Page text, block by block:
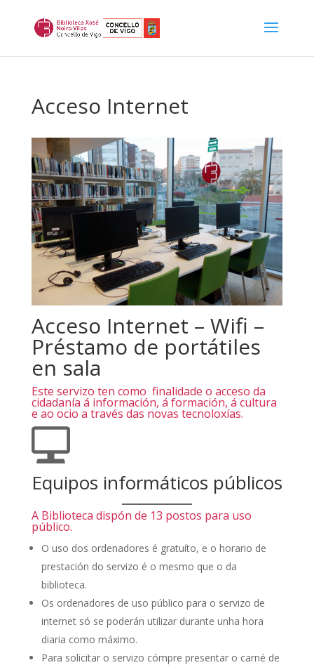
Acceso Internet
Acceso Internet – Wifi –
Préstamo de portátiles
en sala
Este servizo ten como finalidade o acceso da
cidadanía á información, á formación, á cultura
e ao ocio a través das novas tecnoloxías.
Equipos informáticos públicos
A Biblioteca dispón de 13 postos para uso
público.
O uso dos ordenadores é gratuíto, e o horario de
prestación do servizo é o mesmo que o da
biblioteca.
Os ordenadores de uso público para o servizo de
internet só se poderán utilizar durante unha hora
diaria como máximo.
Para solicitar o servizo cómpre presentar o carné de